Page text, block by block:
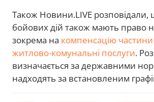
Також Новини.LIVE розповідали,
бойових дій також мають право
зокрема на компенсацію частини
житлово-комунальні послуги.
визначається за державними
надходять за встановленим